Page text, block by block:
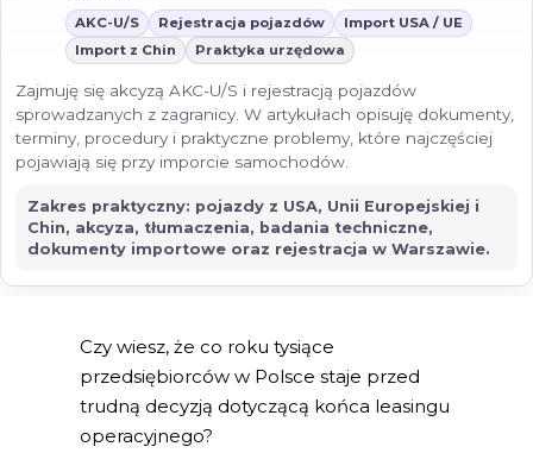
Czy wiesz, że co roku tysiące
przedsiębiorców w Polsce staje przed
trudną decyzją dotyczącą końca leasingu
operacyjnego?
AKC-U/S Rejestracja pojazdów
Import USA / UE
Import z Chin
Praktyka urzędowa
Zajmuję się akcyzą AKC-U/S i rejestracją pojazdów
sprowadzanych z zagranicy. W artykułach opisuję dokumenty,
terminy, procedury i praktyczne problemy, które najczęściej
pojawiają się przy imporcie samochodów.
Zakres praktyczny: pojazdy z USA, Unii Europejskiej i
Chin, akcyza, tłumaczenia, badania techniczne,
dokumenty importowe oraz rejestracja w Warszawie.